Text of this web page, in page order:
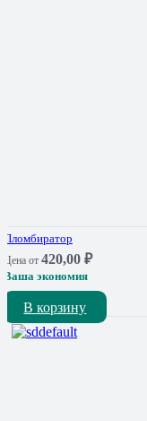
Пломбиратор
Цена от 420,00 ₽
Ваша экономия
В корзину